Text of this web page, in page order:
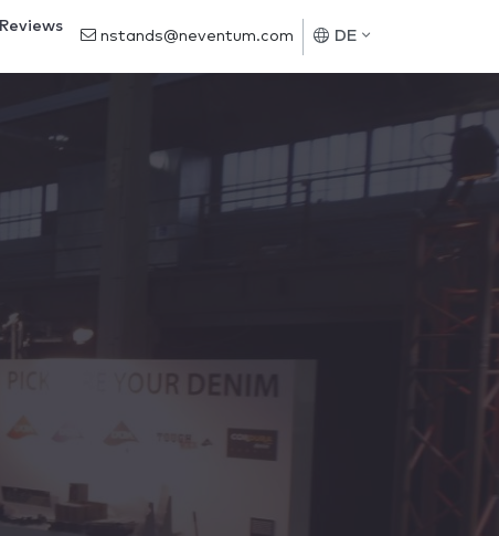
Reviews
nstands@neventum.com DE